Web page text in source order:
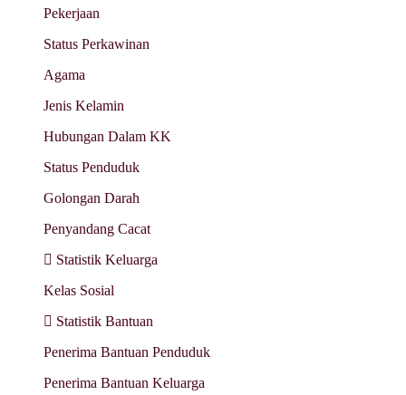
Pekerjaan
Status Perkawinan
Agama
Jenis Kelamin
Hubungan Dalam KK
Status Penduduk
Golongan Darah
Penyandang Cacat
Statistik Keluarga
Kelas Sosial
Statistik Bantuan
Penerima Bantuan Penduduk
Penerima Bantuan Keluarga